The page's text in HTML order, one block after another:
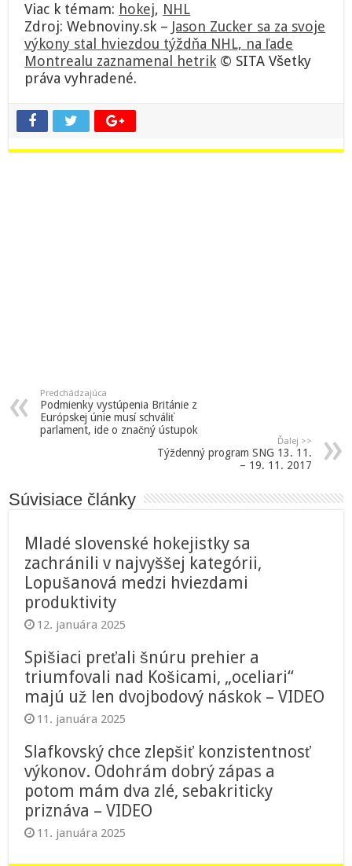
Viac k témam: hokej, NHL
Zdroj: Webnoviny.sk – Jason Zucker sa za svoje
výkony stal hviezdou týždňa NHL, na ľade
Montrealu zaznamenal hetrik © SITA Všetky
práva vyhradené.
Predchádzajúca
Podmienky vystúpenia Británie z
Európskej únie musí schváliť
parlament, ide o značný ústupok
Ďalej >>
Týždenný program SNG 13. 11.
– 19. 11. 2017
Súvisiace články
Mladé slovenské hokejistky sa
zachránili v najvyššej kategórii,
Lopušanová medzi hviezdami
produktivity
12. januára 2025
Spišiaci preťali šnúru prehier a
triumfovali nad Košicami, „oceliari“
majú už len dvojbodový náskok – VIDEO
11. januára 2025
Slafkovský chce zlepšiť konzistentnosť
výkonov. Odohrám dobrý zápas a
potom mám dva zlé, sebakriticky
priznáva – VIDEO
11. januára 2025